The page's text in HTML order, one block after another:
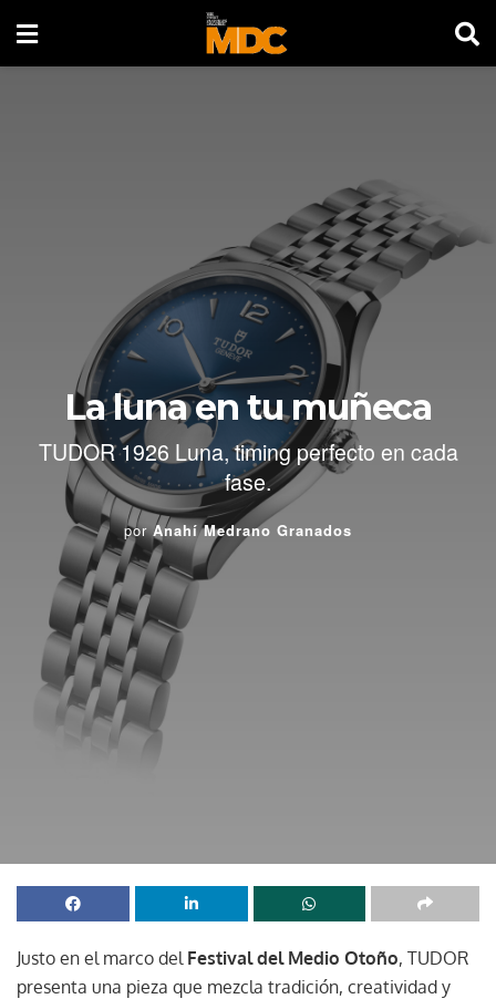
La luna en tu muñeca
TUDOR 1926 Luna, timing perfecto en cada
fase.
por Anahí Medrano Granados
Justo en el marco del Festival del Medio Otoño, TUDOR
presenta una pieza que mezcla tradición, creatividad y